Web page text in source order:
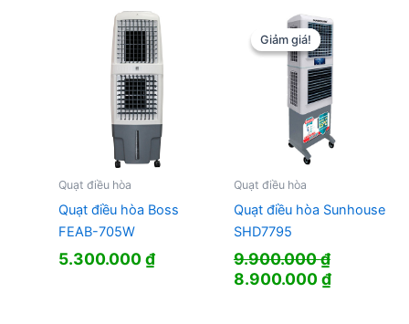
Quạt điều hòa
Quạt điều hòa Boss
FEAB-705W
5.300.000₫
Giảm giá!
Giảm giá!
Quạt điều hòa
Quạt điều hòa Sunhouse
SHD7795
9.900.000₫
Giá
8.900.000₫Giá